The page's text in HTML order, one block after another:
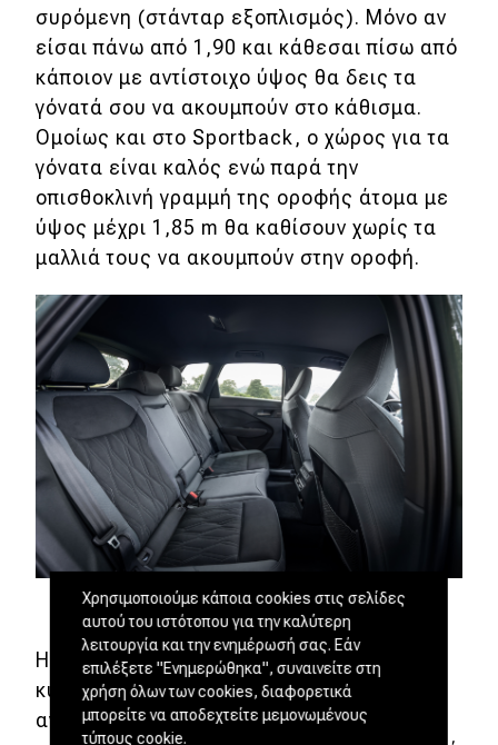
συρόμενη (στάνταρ εξοπλισμός). Μόνο αν
είσαι πάνω από 1,90 και κάθεσαι πίσω από
κάποιον με αντίστοιχο ύψος θα δεις τα
γόνατά σου να ακουμπούν στο κάθισμα.
Ομοίως και στο Sportback, ο χώρος για τα
γόνατα είναι καλός ενώ παρά την
οπισθοκλινή γραμμή της οροφής άτομα με
ύψος μέχρι 1,85 m θα καθίσουν χωρίς τα
μαλλιά τους να ακουμπούν στην οροφή.
Η χωρητικότητα του πορτμπαγκάζ
κυμαίνεται από τα 488 lt έως τα 575,
ανάλογα με τη θέση του συρόμενου πίσω
Χρησιμοποιούμε κάποια cookies στις σελίδες
αυτού του ιστότοπου για την καλύτερη
λειτουργία και την ενημέρωσή σας. Εάν
επιλέξετε "Ενημερώθηκα", συναινείτε στη
χρήση όλων των cookies, διαφορετικά
μπορείτε να αποδεχτείτε μεμονωμένους
τύπους cookie.